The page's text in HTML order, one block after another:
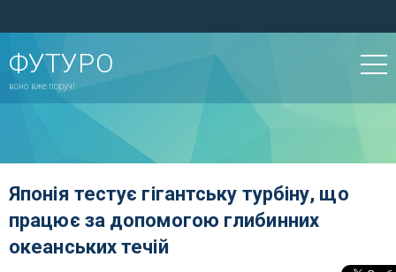
ФУТУРО
воно вже поруч!
Японія тестує гігантську турбіну, що
працює за допомогою глибинних
океанських течій